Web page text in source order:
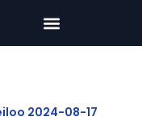
2024-08-17